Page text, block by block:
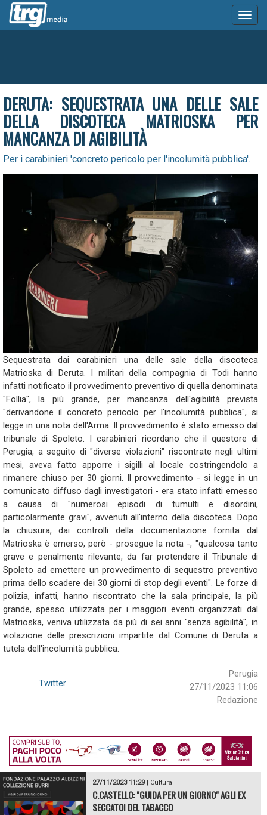
DERUTA: SEQUESTRATA UNA DELLE SALE
DELLA DISCOTECA MATRIOSKA PER
MANCANZA DI AGIBILITÀ
Per i carabinieri 'concreto pericolo per l'incolumità pubblica'.
Sequestrata dai carabinieri una delle sale della discoteca
Matrioska di Deruta. I militari della compagnia di Todi hanno
infatti notificato il provvedimento preventivo di quella denominata
"Follia", la più grande, per mancanza dell'agibilità prevista
"derivandone il concreto pericolo per l'incolumità pubblica", si
legge in una nota dell'Arma. Il provvedimento è stato emesso dal
tribunale di Spoleto. I carabinieri ricordano che il questore di
Perugia, a seguito di "diverse violazioni" riscontrate negli ultimi
mesi, aveva fatto apporre i sigilli al locale costringendolo a
rimanere chiuso per 30 giorni. Il provvedimento - si legge in un
comunicato diffuso dagli investigatori - era stato infatti emesso
a causa di "numerosi episodi di tumulti e disordini,
particolarmente gravi", avvenuti all'interno della discoteca. Dopo
la chiusura, dai controlli della documentazione fornita dal
Matrioska è emerso, però - prosegue la nota -, "qualcosa tanto
grave e penalmente rilevante, da far protendere il Tribunale di
Spoleto ad emettere un provvedimento di sequestro preventivo
prima dello scadere dei 30 giorni di stop degli eventi". Le forze di
polizia, infatti, hanno riscontrato che la sala principale, la più
grande, spesso utilizzata per i maggiori eventi organizzati dal
Matrioska, veniva utilizzata da più di sei anni "senza agibilità", in
violazione delle prescrizioni impartite dal Comune di Deruta a
tutela dell'incolumità pubblica.
Perugia
27/11/2023 11:06
Redazione
Twitter
27/11/2023 11:29| Cultura
C.CASTELLO: "GUIDA PER UN GIORNO" AGLI EX
SECCATOI DEL TABACCO